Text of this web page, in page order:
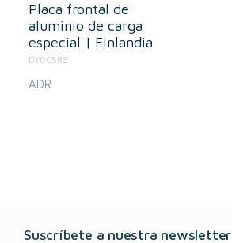
Placa frontal de
aluminio de carga
especial | Finlandia
DY00585
ADR
Suscríbete a nuestra newsletter